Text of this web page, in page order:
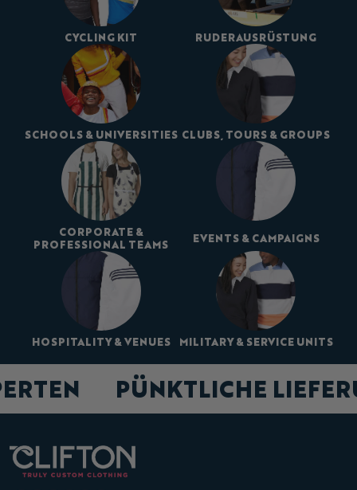
CYCLING KIT RUDERAUSRÜSTUNG
SCHOOLS & UNIVERSITIES CLUBS, TOURS & GROUPS
CORPORATE &
PROFESSIONAL TEAMS
EVENTS & CAMPAIGNS
HOSPITALITY & VENUES MILITARY & SERVICE UNITS
PÜNKTLICHE